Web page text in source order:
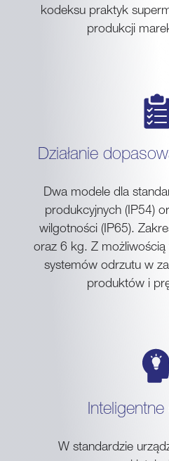
kodeksu praktyk
produkcji
Działanie
Dwa modele dla
produkcyjnych (IP54)
wilgotności (IP65).
oraz 6 kg. Z
systemów odrzutu w
produktów i
Inteligentne
W standardzie